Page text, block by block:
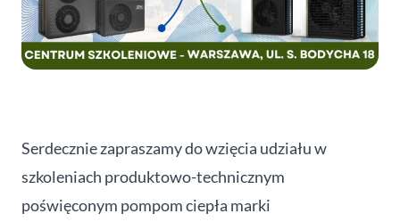
Serdecznie zapraszamy do wzięcia udziału w
szkoleniach produktowo-technicznym
poświęconym pompom ciepła marki